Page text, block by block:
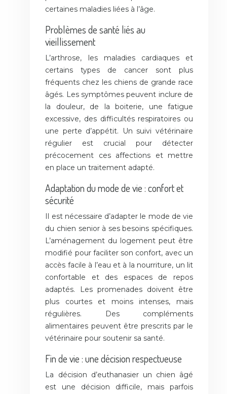
certaines maladies liées à l’âge.
Problèmes de santé liés au
vieillissement
L’arthrose, les maladies cardiaques et
certains types de cancer sont plus
fréquents chez les chiens de grande race
âgés. Les symptômes peuvent inclure de
la douleur, de la boiterie, une fatigue
excessive, des difficultés respiratoires ou
une perte d’appétit. Un suivi vétérinaire
régulier est crucial pour détecter
précocement ces affections et mettre
en place un traitement adapté.
Adaptation du mode de vie : confort et
sécurité
Il est nécessaire d’adapter le mode de vie
du chien senior à ses besoins spécifiques.
L’aménagement du logement peut être
modifié pour faciliter son confort, avec un
accès facile à l’eau et à la nourriture, un lit
confortable et des espaces de repos
adaptés. Les promenades doivent être
plus courtes et moins intenses, mais
régulières. Des compléments
alimentaires peuvent être prescrits par le
vétérinaire pour soutenir sa santé.
Fin de vie : une décision respectueuse
La décision d’euthanasier un chien âgé
est une décision difficile, mais parfois